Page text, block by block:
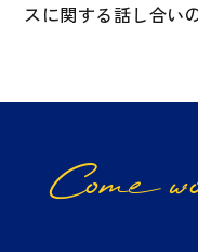
スに関する話し合い
Come